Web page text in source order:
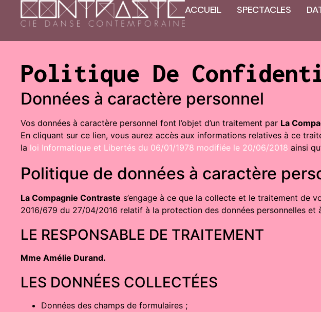
ACCUEIL SPECTACLES
Politique De
Données à caractère personnel
Vos données à caractère personnel font l’objet d’un traitement par La
En cliquant sur ce lien, vous aurez accès aux informations relatives à ce
la loi Informatique et Libertés du 06/01/1978 modifiée le 20/06/2018 ainsi
Politique de données à caractère
La Compagnie Contraste s’engage à ce que la collecte et le traitement de
2016/679 du 27/04/2016 relatif à la protection des données personnelles
LE RESPONSABLE DE TRAITEMENT
Mme Amélie Durand.
LES DONNÉES COLLECTÉES
Données des champs de formulaires ;